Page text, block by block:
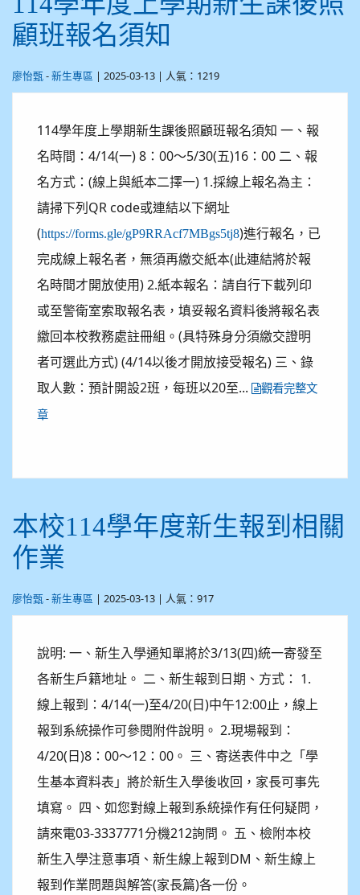
顧班報名須知
廖怡甄 - 新生專區 | 2025-03-13 | 人氣：1219
114學年度上學期新生課後照顧班報名須知 一、報
名時間：4/14(一) 8：00～5/30(五)16：00 二、報
名方式：(線上與紙本二擇一) 1.採線上報名為主：
請掃下列QR code或連結以下網址
(https://forms.gle/gP9RRAcf7MBgs5tj8)進行報名，已
完成線上報名者，無須再繳交紙本(此連結將於報
名時間才開放使用) 2.紙本報名：請自行下載列印
或至警衛室索取報名表，填妥報名資料後將報名表
繳回本校教務處註冊組。(具特殊身分須繳交證明
者可選此方式) (4/14以後才開放接受報名) 三、錄
取人數：預計開設2班，每班以20至...
觀看完整文
章
本校114學年度新生報到相關
作業
廖怡甄 - 新生專區 | 2025-03-13 | 人氣：917
說明: 一、新生入學通知單將於3/13(四)統一寄發至
各新生戶籍地址。 二、新生報到日期、方式： 1.
線上報到：4/14(一)至4/20(日)中午12:00止，線上
報到系統操作可參閱附件說明。 2.現場報到：
4/20(日)8：00～12：00。 三、寄送表件中之「學
生基本資料表」將於新生入學後收回，家長可事先
填寫。 四、如您對線上報到系統操作有任何疑問，
請來電03-3337771分機212詢問。 五、檢附本校
新生入學注意事項、新生線上報到DM、新生線上
報到作業問題與解答(家長篇)各一份。